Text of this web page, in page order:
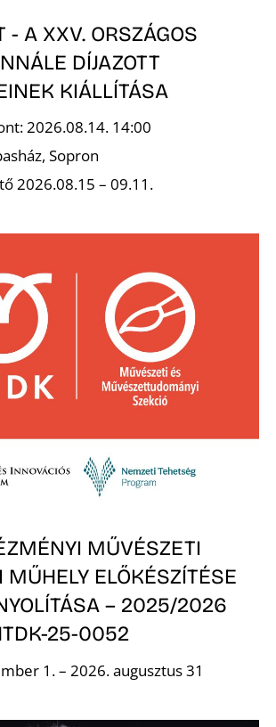
- A XXV. ORSZÁGOS
DÍJAZOTT
KIÁLLÍTÁSA
2026.08.14. 14:00
Sopron
2026.08.15 – 09.11.
MŰVÉSZETI
MŰHELY ELŐKÉSZÍTÉSE
– 2025/2026
25-0052
1. – 2026. augusztus 31